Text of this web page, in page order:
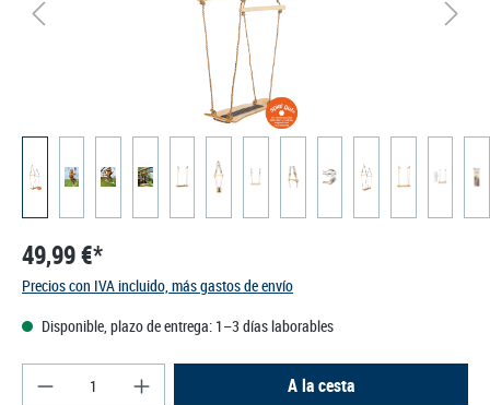
49,99 €*
Precios con IVA incluido, más gastos de envío
Disponible, plazo de entrega: 1–3 días laborables
Cantidad del producto: introduce la cantidad
A la cesta